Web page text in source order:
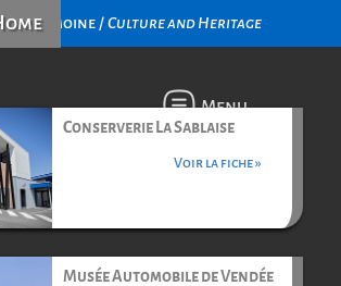
Patrimoine /Culture and Heritage
Menu
Conserverie La Sablaise
Voir la fiche »
Musée Automobile de Vendée